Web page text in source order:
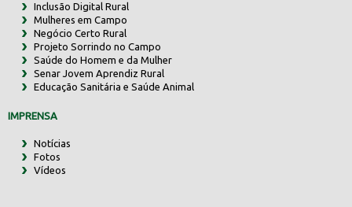
Inclusão Digital Rural
Mulheres em Campo
Negócio Certo Rural
Projeto Sorrindo no Campo
Saúde do Homem e da Mulher
Senar Jovem Aprendiz Rural
Educação Sanitária e Saúde Animal
IMPRENSA
Notícias
Fotos
Vídeos